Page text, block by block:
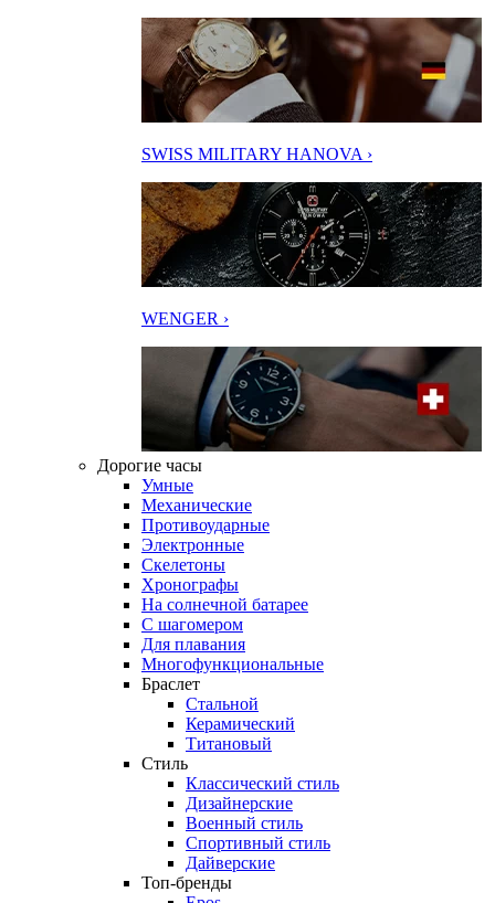
SWISS MILITARY HANOVA ›
WENGER ›
Дорогие часы
Умные
Механические
Противоударные
Электронные
Скелетоны
Хронографы
На солнечной батарее
С шагомером
Для плавания
Многофункциональные
Браслет
Стальной
Керамический
Титановый
Стиль
Классический стиль
Дизайнерские
Военный стиль
Спортивный стиль
Дайверские
Топ-бренды